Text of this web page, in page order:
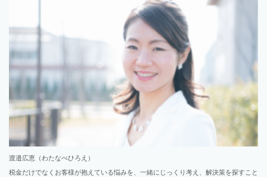
渡邉広恵（わたなべひろえ）
税金だけでなくお客様が抱えている悩みを、一緒にじっくり考え、解決策を探すこと